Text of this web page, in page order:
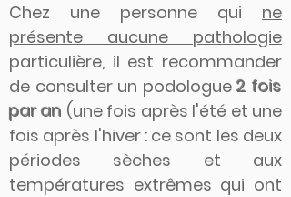
Chez une personne qui ne
présente aucune pathologie
particulière, il est recommander
de consulter un podologue2 fois
par an (une fois après l'été et une
fois après l'hiver : ce sont les deux
périodes sèches et aux
températures extrêmes qui ont